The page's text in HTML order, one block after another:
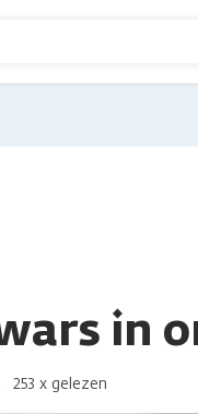
in
253 x gelezen